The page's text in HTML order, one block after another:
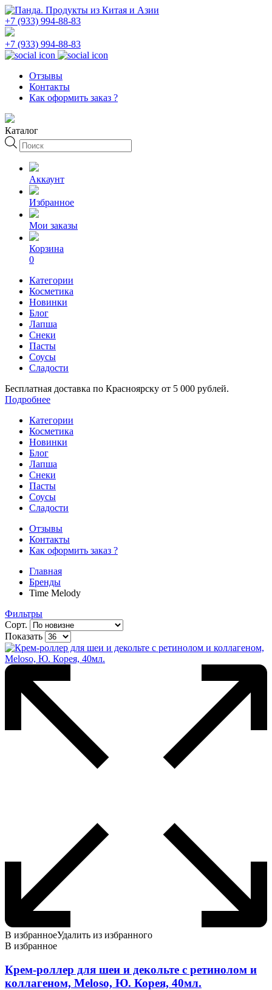
+7 (933) 994-88-83
+7 (933) 994-88-83
Отзывы
Контакты
Как оформить заказ ?
Каталог
Поиск
товаров
Аккаунт
Избранное
Мои заказы
Корзина
0
Категории
Косметика
Новинки
Блог
Лапша
Снеки
Пасты
Соусы
Сладости
Бесплатная доставка по Красноярску от 5 000 рублей.
Подробнее
Категории
Косметика
Новинки
Блог
Лапша
Снеки
Пасты
Соусы
Сладости
Отзывы
Контакты
Как оформить заказ ?
Главная
Бренды
Time Melody
Фильтры
Сорт.
Показать
В избранноеУдалить из избранного
В избранное
Крем-роллер для шеи и декольте с ретинолом и
коллагеном, Meloso, Ю. Корея, 40мл.